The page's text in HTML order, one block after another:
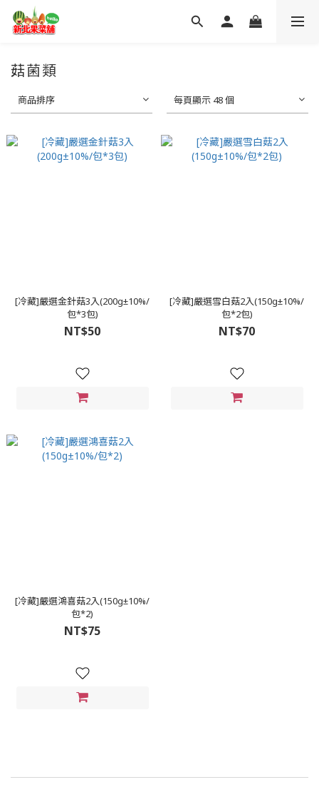
菇菌類
商品排序 每頁顯示 48 個
[冷藏]嚴選金針菇3入(200g±10%/
包*3包)
NT$50
[冷藏]嚴選雪白菇2入(150g±10%/
包*2包)
NT$70
[冷藏]嚴選鴻喜菇2入(150g±10%/
包*2)
NT$75